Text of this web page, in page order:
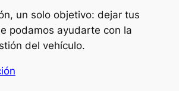
un solo objetivo: dejar tus
podamos ayudarte con la
del vehículo.